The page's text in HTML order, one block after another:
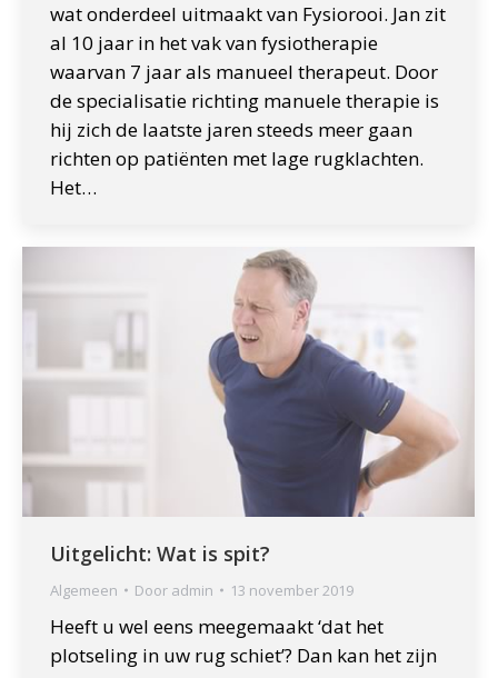
wat onderdeel uitmaakt van Fysiorooi. Jan zit
al 10 jaar in het vak van fysiotherapie
waarvan 7 jaar als manueel therapeut. Door
de specialisatie richting manuele therapie is
hij zich de laatste jaren steeds meer gaan
richten op patiënten met lage rugklachten.
Het…
Uitgelicht: Wat is spit?
Algemeen Door admin 13 november 2019
Heeft u wel eens meegemaakt ‘dat het
plotseling in uw rug schiet’? Dan kan het zijn